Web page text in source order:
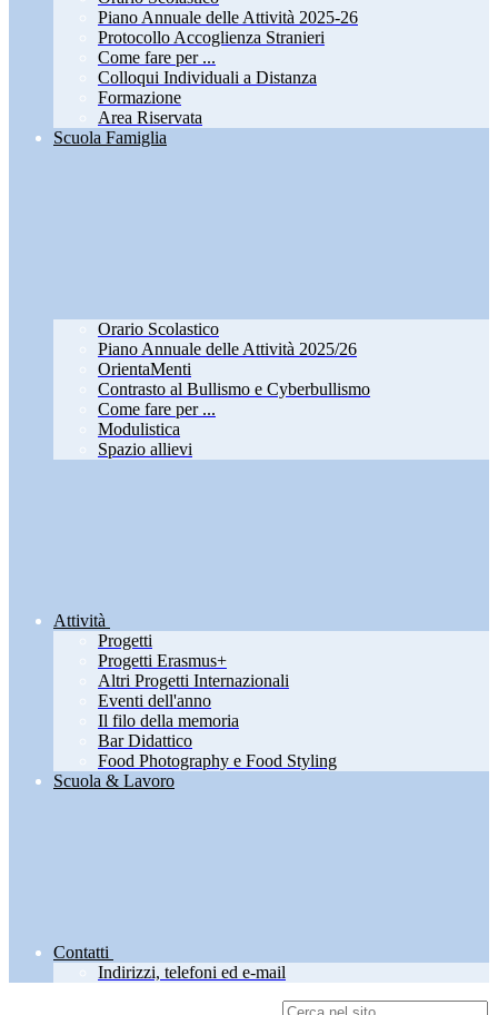
Piano Annuale delle Attività 2025-26
Protocollo Accoglienza Stranieri
Come fare per ...
Colloqui Individuali a Distanza
Formazione
Area Riservata
Scuola Famiglia
Orario Scolastico
Piano Annuale delle Attività 2025/26
OrientaMenti
Contrasto al Bullismo e Cyberbullismo
Come fare per ...
Modulistica
Spazio allievi
Attività
Progetti
Progetti Erasmus+
Altri Progetti Internazionali
Eventi dell'anno
Il filo della memoria
Bar Didattico
Food Photography e Food Styling
Scuola & Lavoro
Contatti
Indirizzi, telefoni ed e-mail